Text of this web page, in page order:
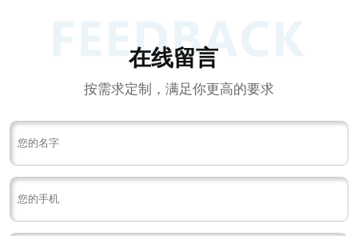
在线留言
按需求定制，满足你更高的要求